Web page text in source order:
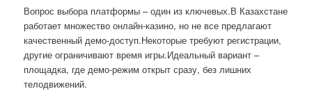
Вопрос выбора платформы – один из ключевых.В Казахстане
работает множество онлайн-казино, но не все предлагают
качественный демо-доступ.Некоторые требуют регистрации,
другие ограничивают время игры.Идеальный вариант –
площадка, где демо-режим открыт сразу, без лишних
телодвижений.